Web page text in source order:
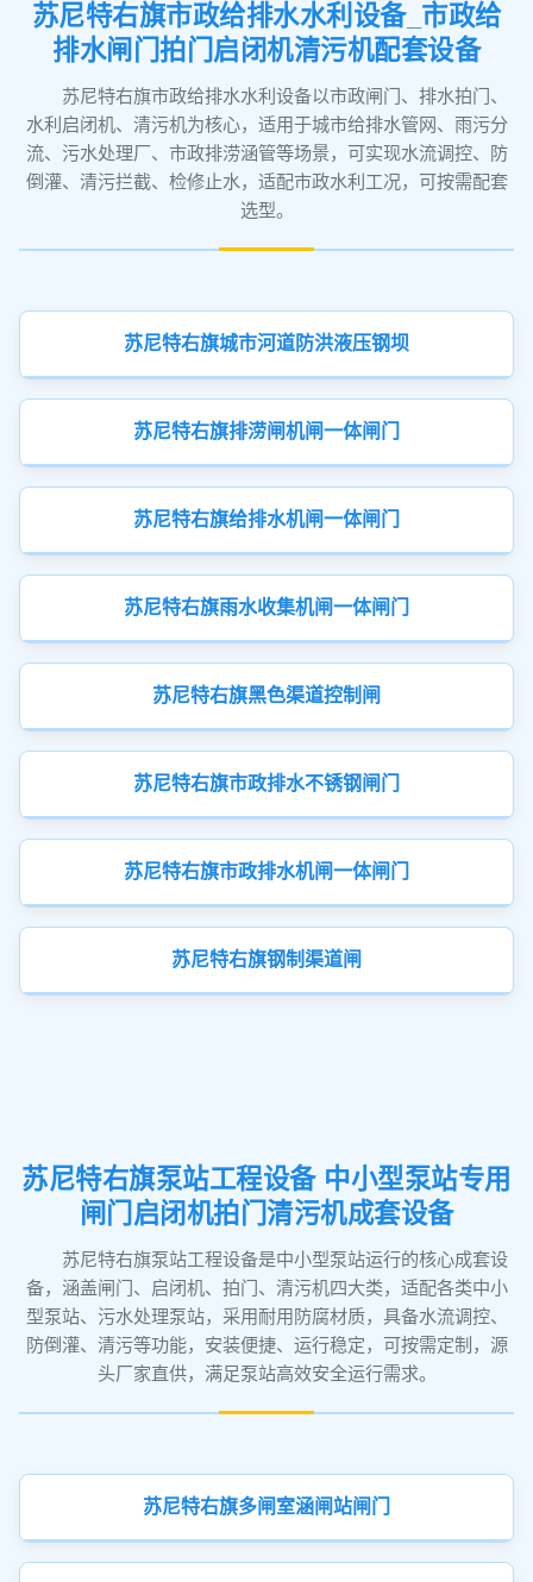
苏尼特右旗市政给排水水利设备_市政给
排水闸门拍门启闭机清污机配套设备
苏尼特右旗市政给排水水利设备以市政闸门、排水拍门、
水利启闭机、清污机为核心，适用于城市给排水管网、雨污分
流、污水处理厂、市政排涝涵管等场景，可实现水流调控、防
倒灌、清污拦截、检修止水，适配市政水利工况，可按需配套
选型。
苏尼特右旗城市河道防洪液压钢坝
苏尼特右旗排涝闸机闸一体闸门
苏尼特右旗给排水机闸一体闸门
苏尼特右旗雨水收集机闸一体闸门
苏尼特右旗黑色渠道控制闸
苏尼特右旗市政排水不锈钢闸门
苏尼特右旗市政排水机闸一体闸门
苏尼特右旗钢制渠道闸
苏尼特右旗泵站工程设备 中小型泵站专用
闸门启闭机拍门清污机成套设备
苏尼特右旗泵站工程设备是中小型泵站运行的核心成套设
备，涵盖闸门、启闭机、拍门、清污机四大类，适配各类中小
型泵站、污水处理泵站，采用耐用防腐材质，具备水流调控、
防倒灌、清污等功能，安装便捷、运行稳定，可按需定制，源
头厂家直供，满足泵站高效安全运行需求。
苏尼特右旗多闸室涵闸站闸门